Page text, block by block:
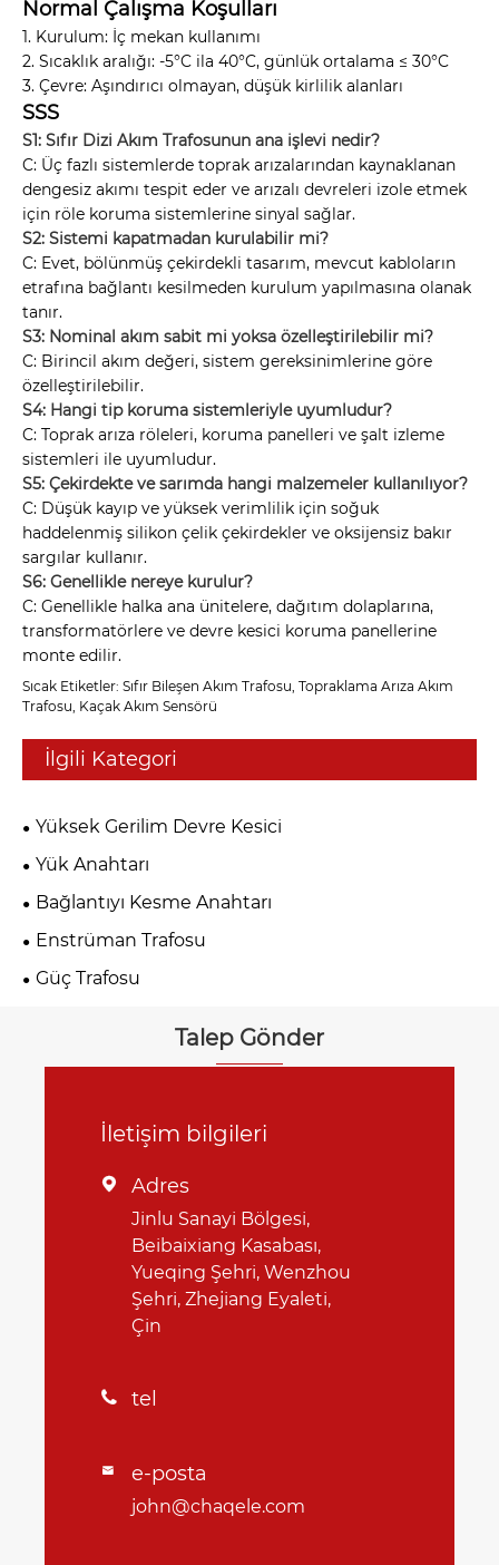
Normal Çalışma Koşulları
1. Kurulum: İç mekan kullanımı
2. Sıcaklık aralığı: -5°C ila 40°C, günlük ortalama ≤ 30°C
3. Çevre: Aşındırıcı olmayan, düşük kirlilik alanları
SSS
S1: Sıfır Dizi Akım Trafosunun ana işlevi nedir?
C: Üç fazlı sistemlerde toprak arızalarından kaynaklanan
dengesiz akımı tespit eder ve arızalı devreleri izole etmek
için röle koruma sistemlerine sinyal sağlar.
S2: Sistemi kapatmadan kurulabilir mi?
C: Evet, bölünmüş çekirdekli tasarım, mevcut kabloların
etrafına bağlantı kesilmeden kurulum yapılmasına olanak
tanır.
S3: Nominal akım sabit mi yoksa özelleştirilebilir mi?
C: Birincil akım değeri, sistem gereksinimlerine göre
özelleştirilebilir.
S4: Hangi tip koruma sistemleriyle uyumludur?
C: Toprak arıza röleleri, koruma panelleri ve şalt izleme
sistemleri ile uyumludur.
S5: Çekirdekte ve sarımda hangi malzemeler kullanılıyor?
C: Düşük kayıp ve yüksek verimlilik için soğuk
haddelenmiş silikon çelik çekirdekler ve oksijensiz bakır
sargılar kullanır.
S6: Genellikle nereye kurulur?
C: Genellikle halka ana ünitelere, dağıtım dolaplarına,
transformatörlere ve devre kesici koruma panellerine
monte edilir.
Sıcak Etiketler: Sıfır Bileşen Akım Trafosu, Topraklama Arıza Akım
Trafosu, Kaçak Akım Sensörü
İlgili Kategori
Yüksek Gerilim Devre Kesici
Yük Anahtarı
Bağlantıyı Kesme Anahtarı
Enstrüman Trafosu
Güç Trafosu
Talep Gönder
İletişim bilgileri
 Adres
Jinlu Sanayi Bölgesi,
Beibaixiang Kasabası,
Yueqing Şehri, Wenzhou
Şehri, Zhejiang Eyaleti,
Çin
 tel
 e-posta
john@chaqele.com